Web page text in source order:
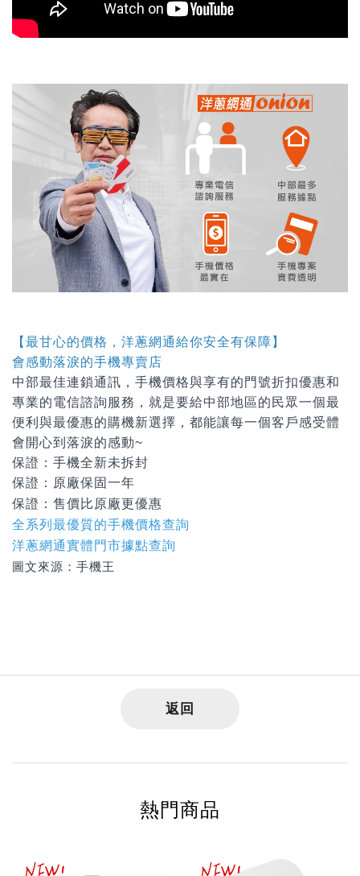
【最甘心的價格，洋蔥網通給你安全有保障】
會感動落淚的手機專賣店
中部最佳連鎖通訊，手機價格與享有的門號折扣優惠和
專業的電信諮詢服務，就是要給中部地區的民眾一個最
便利與最優惠的購機新選擇，都能讓每一個客戶感受體
會開心到落淚的感動~
保證：手機全新未拆封
保證：原廠保固一年
保證： 售價比原廠更優惠
全系列最優質的手機價格查詢
洋蔥網通實體門市據點查詢
圖文來源：手機王
返回
熱門商品